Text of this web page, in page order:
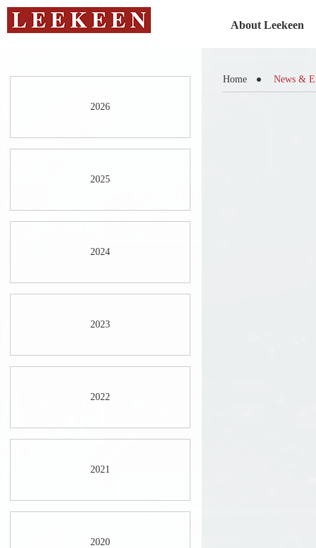
About Leekeen
2026
2025
2024
2023
2022
2021
2020
Home News &